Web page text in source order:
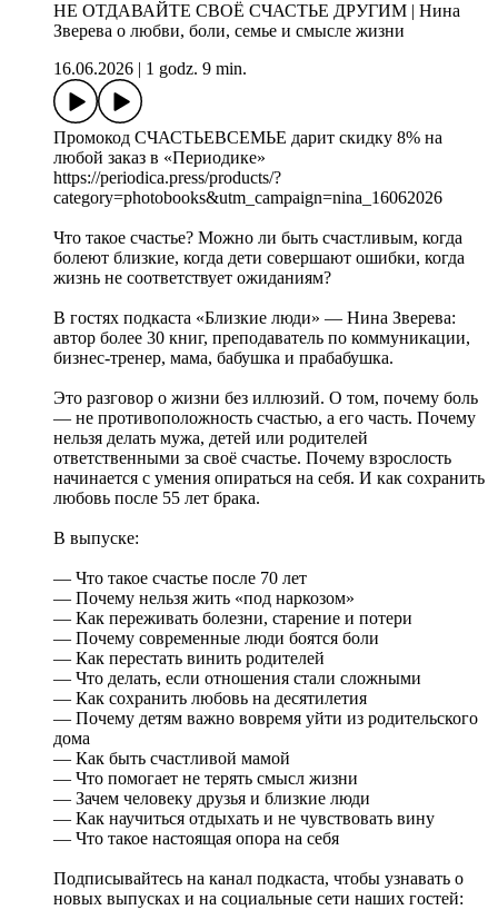
НЕ ОТДАВАЙТЕ СВОЁ СЧАСТЬЕ ДРУГИМ | Нина
Зверева о любви, боли, семье и смысле жизни
16.06.2026
1 godz. 9 min.
Промокод СЧАСТЬЕВСЕМЬЕ дарит скидку 8% на
любой заказ в «Периодике»
https://periodica.press/products/?
category=photobooks&utm_campaign=nina_16062026
Что такое счастье? Можно ли быть счастливым, когда
болеют близкие, когда дети совершают ошибки, когда
жизнь не соответствует ожиданиям?
В гостях подкаста «Близкие люди» — Нина Зверева:
автор более 30 книг, преподаватель по коммуникации,
бизнес-тренер, мама, бабушка и прабабушка.
Это разговор о жизни без иллюзий. О том, почему боль
— не противоположность счастью, а его часть. Почему
нельзя делать мужа, детей или родителей
ответственными за своё счастье. Почему взрослость
начинается с умения опираться на себя. И как сохранить
любовь после 55 лет брака.
В выпуске:
— Что такое счастье после 70 лет
— Почему нельзя жить «под наркозом»
— Как переживать болезни, старение и потери
— Почему современные люди боятся боли
— Как перестать винить родителей
— Что делать, если отношения стали сложными
— Как сохранить любовь на десятилетия
— Почему детям важно вовремя уйти из родительского
дома
— Как быть счастливой мамой
— Что помогает не терять смысл жизни
— Зачем человеку друзья и близкие люди
— Как научиться отдыхать и не чувствовать вину
— Что такое настоящая опора на себя
Подписывайтесь на канал подкаста, чтобы узнавать о
новых выпусках и на социальные сети наших гостей: